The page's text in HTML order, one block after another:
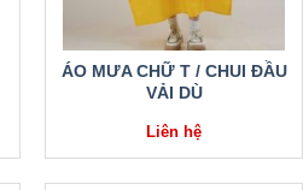
ÁO MƯA CHỮ T / CHUI ĐẦU
VẢI DÙ
Liên hệ